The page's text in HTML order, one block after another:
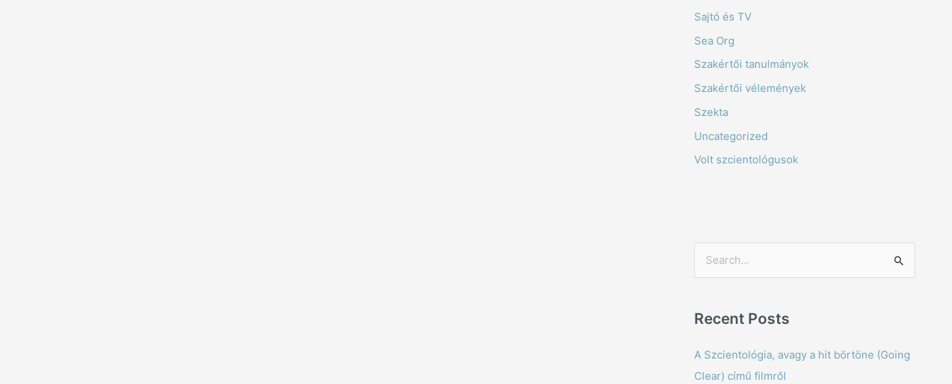
Sajtó és TV
Sea Org
Szakértői tanulmányok
Szakértői vélemények
Szekta
Uncategorized
Volt szcientológusok
r
c
h
Recent Posts
A Szcientológia, avagy a hit börtöne (Going
Clear) című filmről